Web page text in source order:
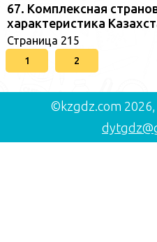
67. Комплексная
характеристика
Страница 215
1 2
©kzgdz.com 2026,